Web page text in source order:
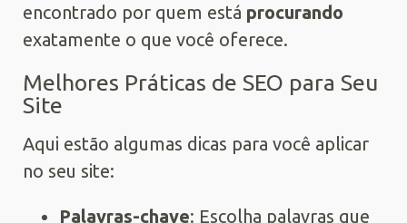
encontrado por quem está procurando
exatamente o que você oferece.
Melhores Práticas de SEO para Seu
Site
Aqui estão algumas dicas para você aplicar
no seu site:
Palavras-chave: Escolha palavras que